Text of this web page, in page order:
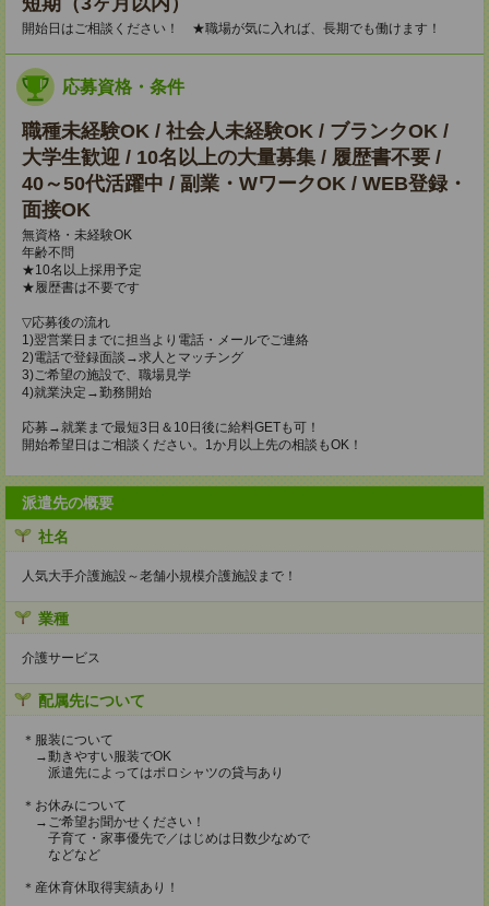
開始日はご相談ください！ ★職場が気に入れば、長期でも働けます！
応募資格・条件
職種未経験OK / 社会人未経験OK / ブランクOK /
大学生歓迎 / 10名以上の大量募集 / 履歴書不要 /
40～50代活躍中 / 副業・WワークOK / WEB登録・
面接OK
無資格・未経験OK
年齢不問
★10名以上採用予定
★履歴書は不要です
▽応募後の流れ
1)翌営業日までに担当より電話・メールでご連絡
2)電話で登録面談→求人とマッチング
3)ご希望の施設で、職場見学
4)就業決定→勤務開始
応募→就業まで最短3日＆10日後に給料GETも可！
開始希望日はご相談ください。1か月以上先の相談もOK！
派遣先の概要
社名
人気大手介護施設～老舗小規模介護施設まで！
業種
介護サービス
配属先について
＊服装について
→動きやすい服装でOK
派遣先によってはポロシャツの貸与あり
＊お休みについて
→ご希望お聞かせください！
子育て・家事優先で／はじめは日数少なめで
などなど
＊産休育休取得実績あり！